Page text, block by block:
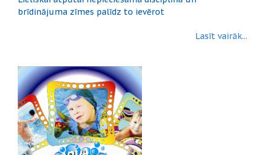
brīdinājuma zīmes palīdz to ievērot
Lasīt vairāk...